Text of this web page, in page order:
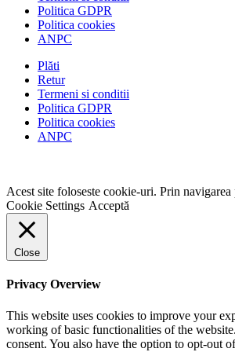
Politica GDPR
Politica cookies
ANPC
Plăti
Retur
Termeni si conditii
Politica GDPR
Politica cookies
ANPC
Acest site foloseste cookie-uri. Prin
Cookie Settings Acceptă
Close
Privacy Overview
This website uses cookies to improve your
working of basic functionalities of the
consent. You also have the option to opt-out